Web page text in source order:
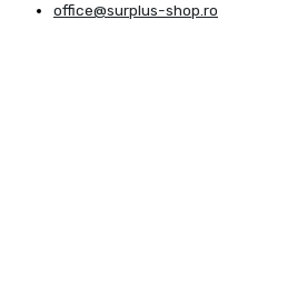
office@surplus-shop.ro